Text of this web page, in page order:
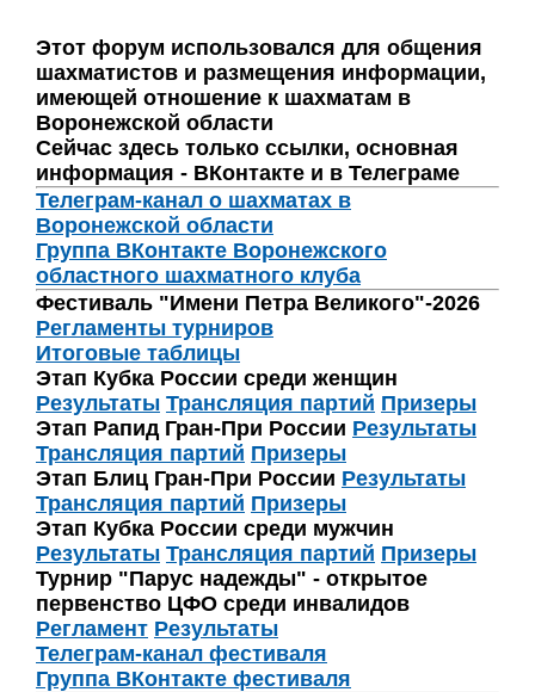
Этот форум использовался для общения
шахматистов и размещения информации,
имеющей отношение к шахматам в
Воронежской области
Сейчас здесь только ссылки, основная
информация - ВКонтакте и в Телеграме
Телеграм-канал о шахматах в
Воронежской области
Группа ВКонтакте Воронежского
областного шахматного клуба
Фестиваль "Имени Петра Великого"-2026
Регламенты турниров
Итоговые таблицы
Этап Кубка России среди женщин
Результаты Трансляция партий Призеры
Этап Рапид Гран-При России Результаты
Трансляция партий Призеры
Этап Блиц Гран-При России Результаты
Трансляция партий Призеры
Этап Кубка России среди мужчин
Результаты Трансляция партий Призеры
Турнир "Парус надежды" - открытое
первенство ЦФО среди инвалидов
Регламент Результаты
Телеграм-канал фестиваля
Группа ВКонтакте фестиваля